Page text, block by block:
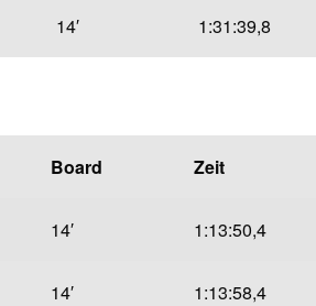
14′ 1:31:39,8
Board Zeit
14′ 1:13:50,4
14′ 1:13:58,4